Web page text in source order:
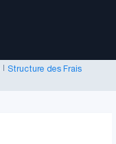
| Structure des Frais